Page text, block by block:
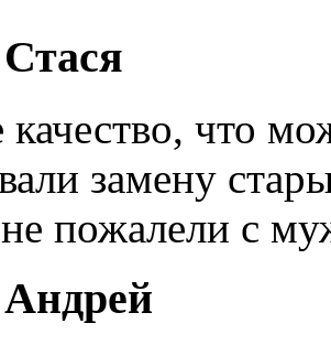
что
замену
пожалели с